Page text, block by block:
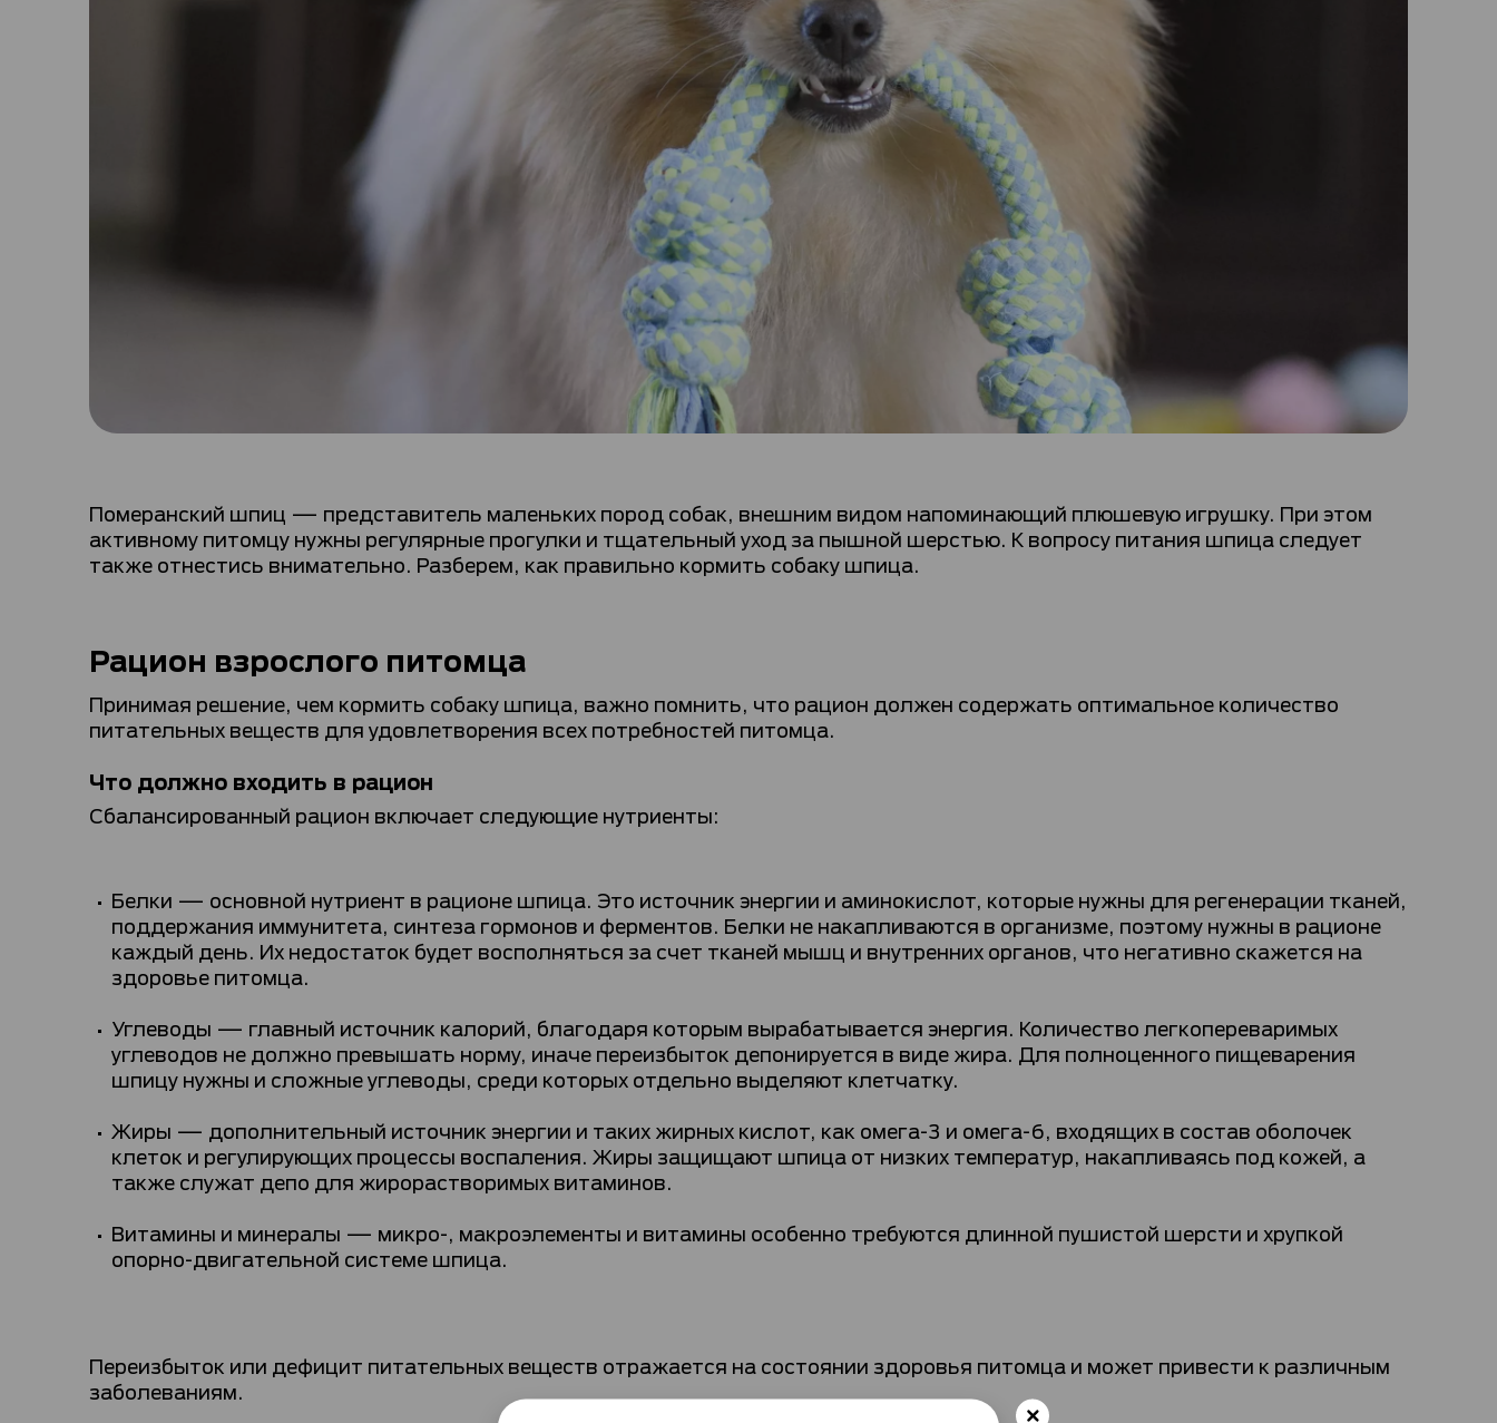
Померанский шпиц — представитель маленьких пород собак, внешним видом напоминающий плюшевую игрушку. При этом
активному питомцу нужны регулярные прогулки и тщательный уход за пышной шерстью. К вопросу питания шпица следует
также отнестись внимательно. Разберем, как правильно кормить собаку шпица.
Рацион взрослого питомца
Принимая решение, чем кормить собаку шпица, важно помнить, что рацион должен содержать оптимальное количество
питательных веществ для удовлетворения всех потребностей питомца.
Что должно входить в рацион
Сбалансированный рацион включает следующие нутриенты:
Белки — основной нутриент в рационе шпица. Это источник энергии и аминокислот, которые нужны для регенерации тканей,
поддержания иммунитета, синтеза гормонов и ферментов. Белки не накапливаются в организме, поэтому нужны в рационе
каждый день. Их недостаток будет восполняться за счет тканей мышц и внутренних органов, что негативно скажется на
здоровье питомца.
Углеводы — главный источник калорий, благодаря которым вырабатывается энергия. Количество легкопереваримых
углеводов не должно превышать норму, иначе переизбыток депонируется в виде жира. Для полноценного пищеварения
шпицу нужны и сложные углеводы, среди которых отдельно выделяют клетчатку.
Жиры — дополнительный источник энергии и таких жирных кислот, как омега-3 и омега-6, входящих в состав оболочек
клеток и регулирующих процессы воспаления. Жиры защищают шпица от низких температур, накапливаясь под кожей, а
также служат депо для жирорастворимых витаминов.
Витамины и минералы — микро-, макроэлементы и витамины особенно требуются длинной пушистой шерсти и хрупкой
опорно-двигательной системе шпица.
Переизбыток или дефицит питательных веществ отражается на состоянии здоровья питомца и может привести к различным
заболеваниям.